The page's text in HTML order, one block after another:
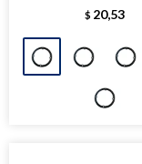
$ 20,53